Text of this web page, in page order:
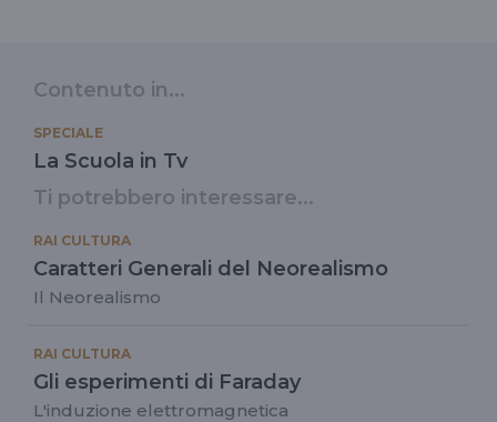
Contenuto in...
SPECIALE
La Scuola in Tv
Ti potrebbero interessare...
RAI CULTURA
Caratteri Generali del Neorealismo
Il Neorealismo
RAI CULTURA
Gli esperimenti di Faraday
L'induzione elettromagnetica